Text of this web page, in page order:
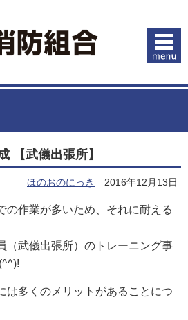
【武儀出張所】
ほのおのにっき 2016年12月13日
の作業が多いため、それに耐える
（武儀出張所）のトレーニング事
多くのメリットがあることにつ